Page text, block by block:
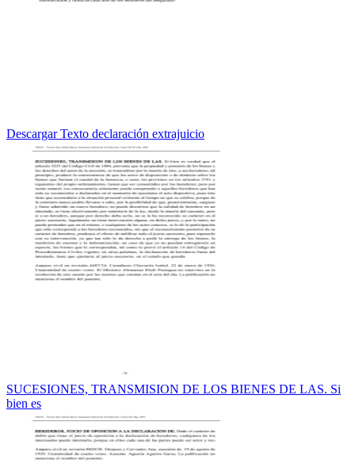
Descargar Texto declaración extrajuicio
SUCESIONES, TRANSMISION DE LOS BIENES DE LAS. Si
bien es